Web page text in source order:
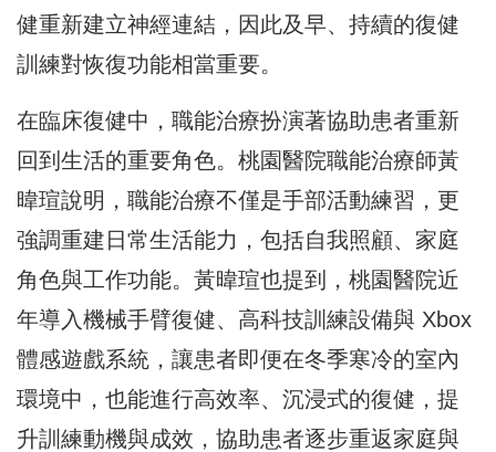
健重新建立神經連結，因此及早、持續的復健
訓練對恢復功能相當重要。
在臨床復健中，職能治療扮演著協助患者重新
回到生活的重要角色。桃園醫院職能治療師黃
暐瑄說明，職能治療不僅是手部活動練習，更
強調重建日常生活能力，包括自我照顧、家庭
角色與工作功能。黃暐瑄也提到，桃園醫院近
年導入機械手臂復健、高科技訓練設備與 Xbox
體感遊戲系統，讓患者即便在冬季寒冷的室內
環境中，也能進行高效率、沉浸式的復健，提
升訓練動機與成效，協助患者逐步重返家庭與